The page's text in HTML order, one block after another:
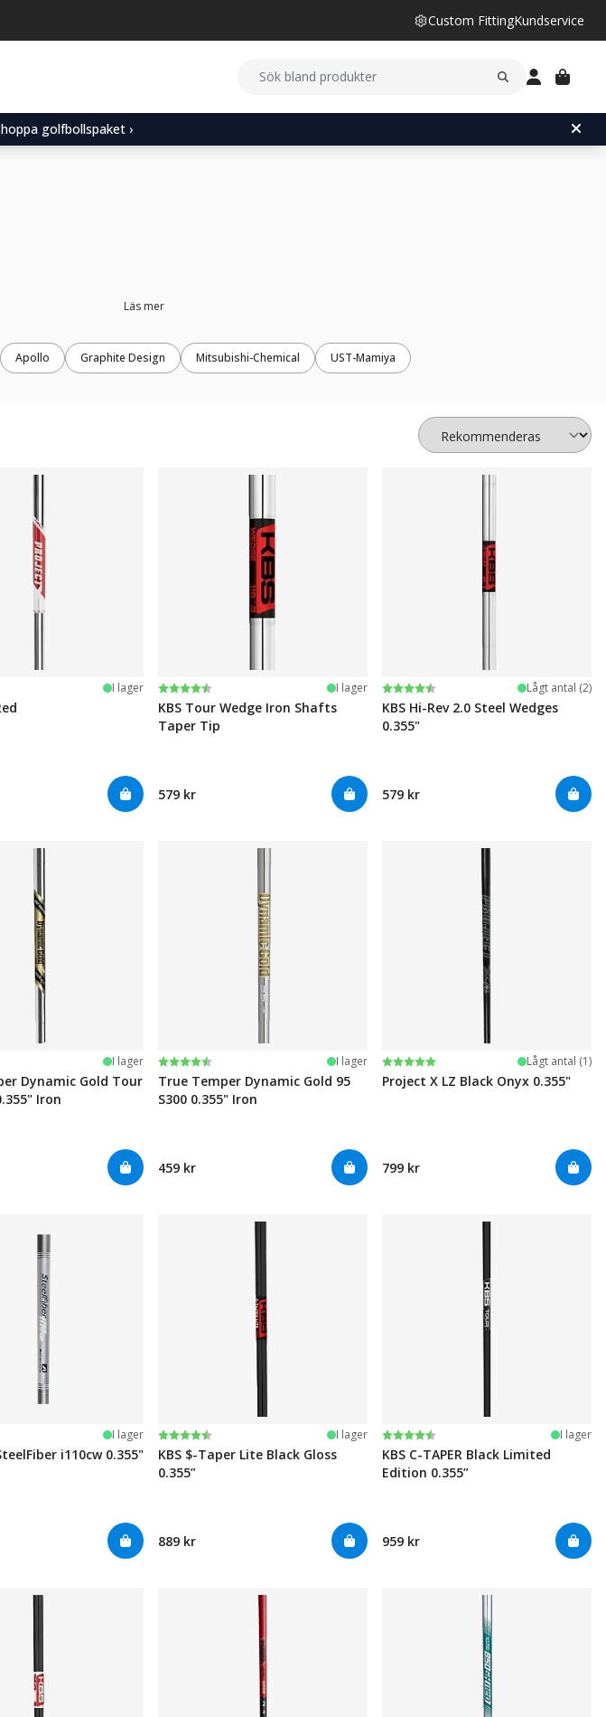
Custom FittingKundservice
golfbollspaket ›
Läs mer
Apollo Graphite Design Mitsubishi-Chemical UST-Mamiya
I lager Betyg:
4.8 utav 5 stjärnor I lager
KBS Tour Wedge Iron Shafts
Taper Tip
579 kr
Betyg:
4.7 utav 5 stjärnor Lågt antal (2)
KBS Hi-Rev 2.0 Steel Wedges
0.355"
579 kr
I lager
Dynamic Gold Tour
Iron
Betyg:
4.6 utav 5 stjärnor I lager
True Temper Dynamic Gold 95
S300 0.355" Iron
459 kr
Betyg:
5.0 utav 5 stjärnor Lågt antal (1)
Project X LZ Black Onyx 0.355"
799 kr
I lager
i110cw 0.355"
Betyg:
4.5 utav 5 stjärnor I lager
KBS $-Taper Lite Black Gloss
0.355”
889 kr
Betyg:
4.5 utav 5 stjärnor I lager
KBS C-TAPER Black Limited
Edition 0.355”
959 kr